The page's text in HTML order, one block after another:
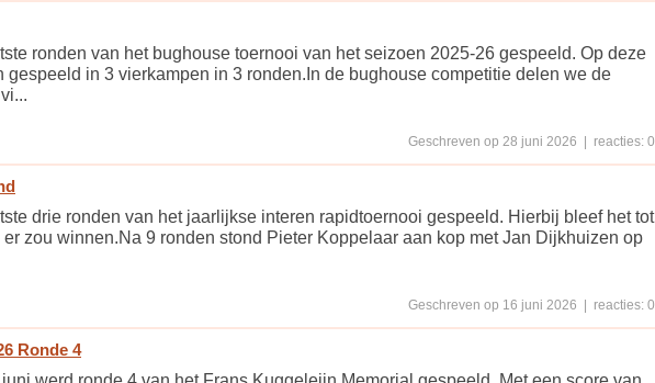
ronden van het bughouse toernooi van het seizoen 2025-26 gespeeld. Op deze
in 3 vierkampen in 3 ronden.In de bughouse competitie delen we de
Geschreven op 28 juni 2026 | reacties: 0
drie ronden van het jaarlijkse interen rapidtoernooi gespeeld. Hierbij bleef het tot
zou winnen.Na 9 ronden stond Pieter Koppelaar aan kop met Jan Dijkhuizen op
Geschreven op 16 juni 2026 | reacties: 0
Ronde 4